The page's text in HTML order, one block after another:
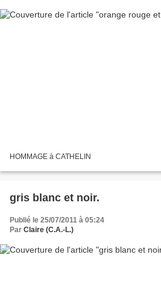
HOMMAGE à CATHELIN
gris blanc et noir.
Publié le 25/07/2011 à 05:24
Par Claire (C.A.-L.)